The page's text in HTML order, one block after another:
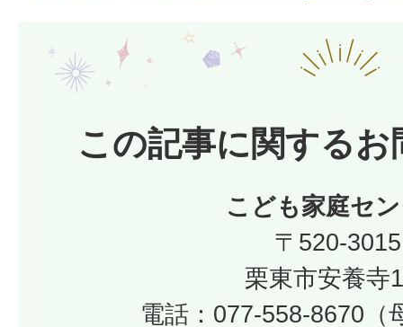
この記事に関するお
こども家庭セ
〒520-3015
栗東市安養寺
電話：077-558-8670（